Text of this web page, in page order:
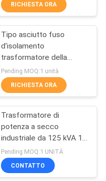
23
della
RICHIESTA ORA
Tipo asciutto fuso
d'isolamento
trasformatore della
resina
Pending MOQ:1 unità
RICHIESTA ORA
Trasformatore di
potenza a secco
industriale da 125 kVA 11
kV per il sistema di
distribuzione dell'energia
Pending MOQ:1 UNITÀ
CONTATTO